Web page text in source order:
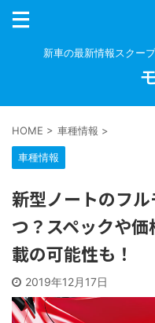
新車の最新情報スクー
HOME > 車種情報 >
車種情報
新型ノートのフ
つ？スペックや
載の可能性も！
2019年12月17日